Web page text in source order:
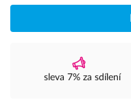
sleva 7% za sdílení